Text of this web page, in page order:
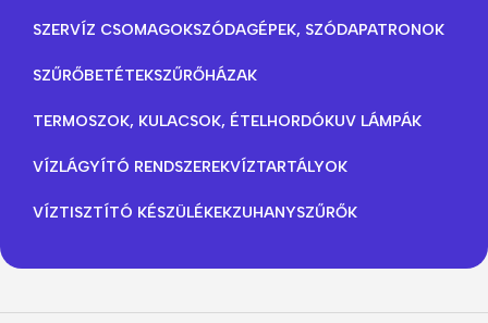
SZERVÍZ CSOMAGOKSZÓDAGÉPEK, SZÓDAPATRONOK
SZŰRŐBETÉTEKSZŰRŐHÁZAK
TERMOSZOK, KULACSOK, ÉTELHORDÓKUV LÁMPÁK
VÍZLÁGYÍTÓ RENDSZEREKVÍZTARTÁLYOK
VÍZTISZTÍTÓ KÉSZÜLÉKEKZUHANYSZŰRŐK